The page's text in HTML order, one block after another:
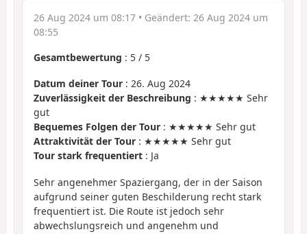
26 Aug 2024 um 08:17 • Geändert: 26 Aug 2024 um
08:55
Gesamtbewertung : 5 / 5
Datum deiner Tour : 26. Aug 2024
Zuverlässigkeit der Beschreibung : ★★★★★ Sehr
gut
Bequemes Folgen der Tour : ★★★★★ Sehr gut
Attraktivität der Tour : ★★★★★ Sehr gut
Tour stark frequentiert : Ja
Sehr angenehmer Spaziergang, der in der Saison
aufgrund seiner guten Beschilderung recht stark
frequentiert ist. Die Route ist jedoch sehr
abwechslungsreich und angenehm und